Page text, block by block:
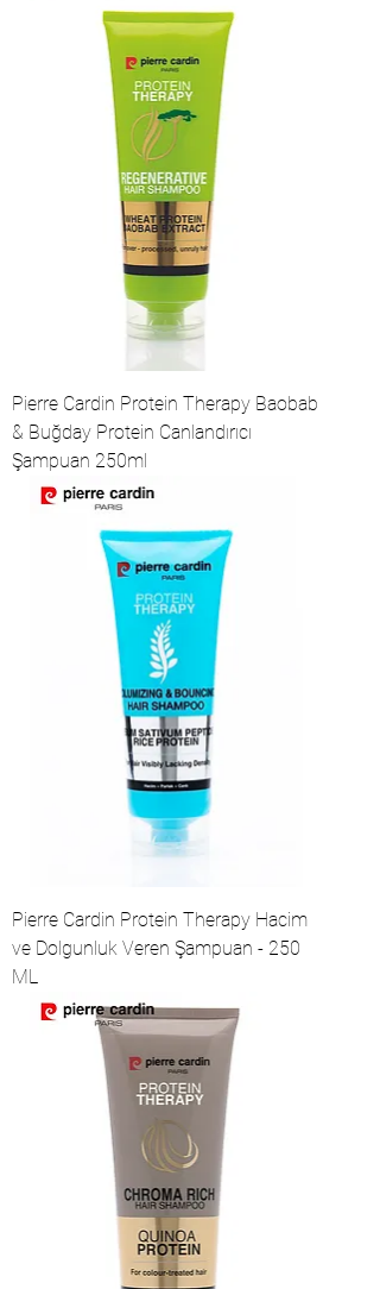
Pierre Cardin Protein Therapy Baobab
& Buğday Protein Canlandırıcı
Şampuan 250ml
Pierre Cardin Protein Therapy Hacim
ve Dolgunluk Veren Şampuan - 250
ML